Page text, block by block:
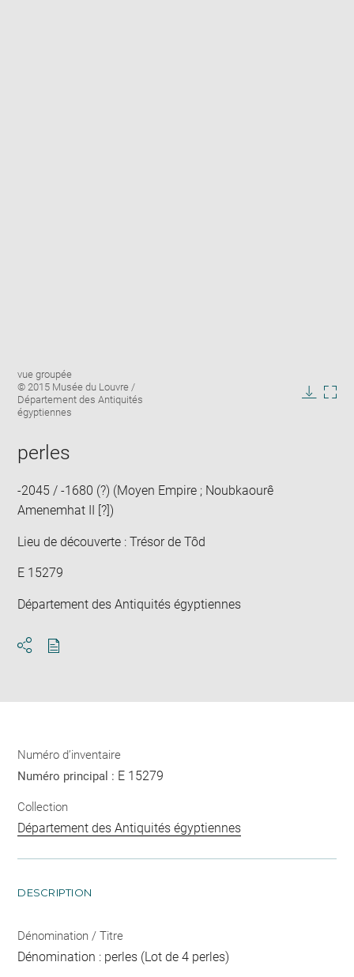
Légende
de
l'image
:
vue groupée
© 2015 Musée du Louvre /
Département des Antiquités
égyptiennes
perles
-2045 / -1680 (?) (Moyen Empire ; Noubkaourê
Amenemhat II [?])
Lieu de découverte : Trésor de Tôd
E 15279
Département des Antiquités égyptiennes
de
la
pdf
Numéro d’inventaire
Numéro principal : E 15279
Collection
Département des Antiquités égyptiennes
DESCRIPTION
Dénomination / Titre
Dénomination : perles (Lot de 4 perles)